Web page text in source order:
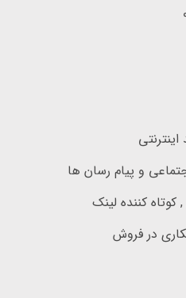
و پیام رسان ها
کننده لینک
در فروش